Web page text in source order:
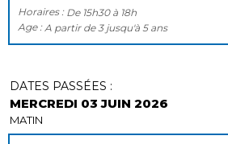
Horaires : De 15h30 à 18h
Age : A partir de 3 jusqu'à 5 ans
DATES PASSÉES :
MERCREDI 03 JUIN 2026
MATIN